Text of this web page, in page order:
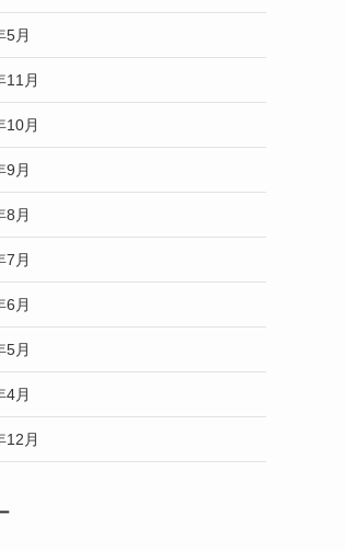
5月
11月
10月
9月
8月
7月
6月
5月
4月
12月